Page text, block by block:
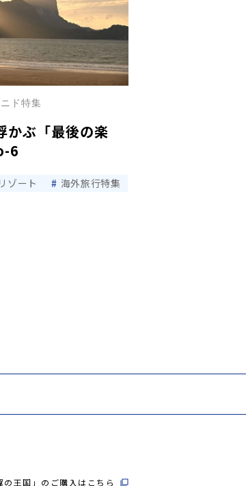
かぶ「最後の楽
6
ド特集
リゾート
海外旅行特集
の王国」のご購入はこちら